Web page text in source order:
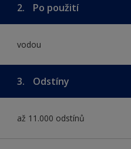
2. Po použití
vodou
3. Odstíny
až 11.000 odstínů